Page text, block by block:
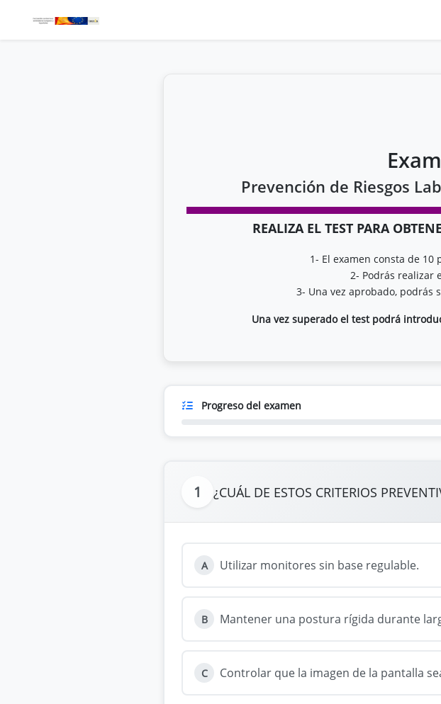
Prevención de Riesgos
REALIZA EL TEST PARA
1- El examen consta de 10
2- Podrás realizar
Una vez superado el test podrá
Progreso del examen
1 ¿CUÁL DE ESTOS CRITERIOS
A Utilizar monitores sin base regulable.
B Mantener una postura rígida durante
C Controlar que la imagen de la pantalla